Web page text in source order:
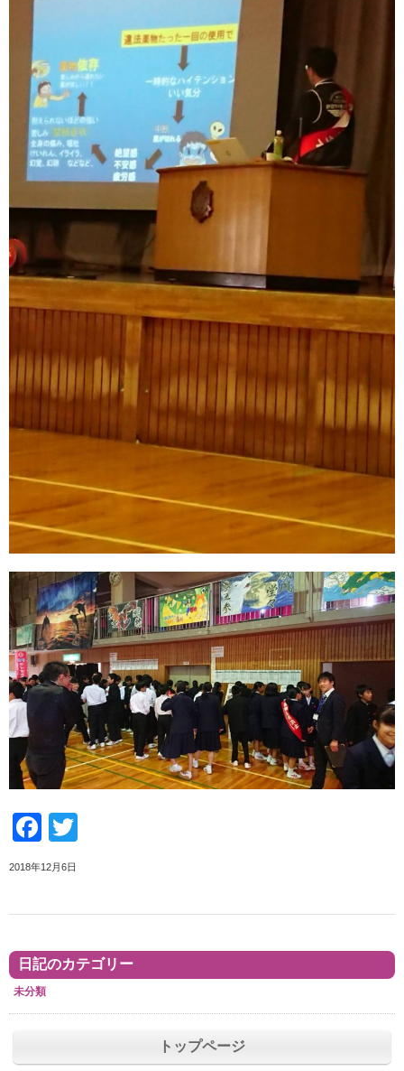
Facebook
2018年12月6日
日記のカテゴリー
未分類
トップページ